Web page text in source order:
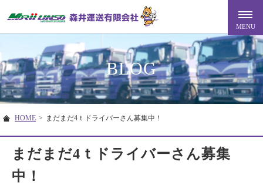
BLOG
HOME > まだまだ4ｔドライバーさん募集中！
まだまだ4ｔドライバーさん募集
中！